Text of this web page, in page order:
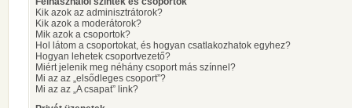
Kik azok az adminisztrátorok?
Kik azok a moderátorok?
Mik azok a csoportok?
Hol látom a csoportokat, és hogyan csatlakozhatok egyhez?
Hogyan lehetek csoportvezető?
Miért jelenik meg néhány csoport más színnel?
Mi az az „elsődleges csoport”?
Mi az az „A csapat” link?